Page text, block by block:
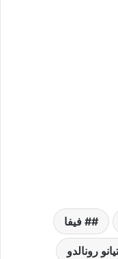
# فيفا
رونالدو